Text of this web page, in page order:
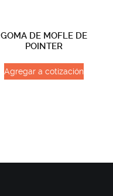
GOMA DE MOFLE DE
POINTER
Agregar a cotización